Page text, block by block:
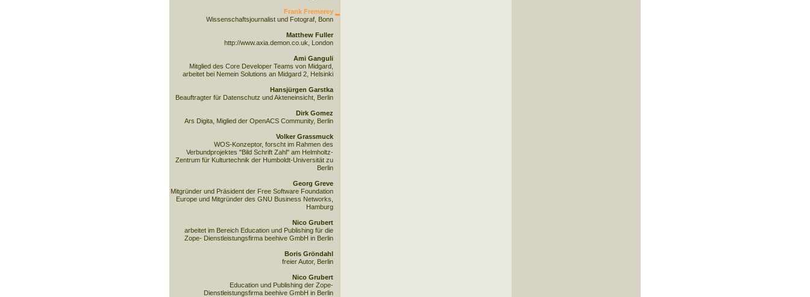
Frank Fremerey
Wissenschaftsjournalist und Fotograf, Bonn
Matthew Fuller
http://www.axia.demon.co.uk, London
Ami Ganguli
Mitglied des Core Developer Teams von Midgard,
arbeitet bei Nemein Solutions an Midgard 2, Helsinki
Hansjürgen Garstka
Beauftragter für Datenschutz und Akteneinsicht, Berlin
Dirk Gomez
Ars Digita, Miglied der OpenACS Community, Berlin
Volker Grassmuck
WOS-Konzeptor, forscht im Rahmen des
Verbundprojektes "Bild Schrift Zahl" am Helmholtz-
Zentrum für Kulturtechnik der Humboldt-Universität zu
Berlin
Georg Greve
Mitgründer und Präsident der Free Software Foundation
Europe und Mitgründer des GNU Business Networks,
Hamburg
Nico Grubert
arbeitet im Bereich Education und Publishing für die
Zope- Dienstleistungsfirma beehive GmbH in Berlin
Boris Gröndahl
freier Autor, Berlin
Nico Grubert
Education und Publishing der Zope-
Dienstleistungsfirma beehive GmbH in Berlin